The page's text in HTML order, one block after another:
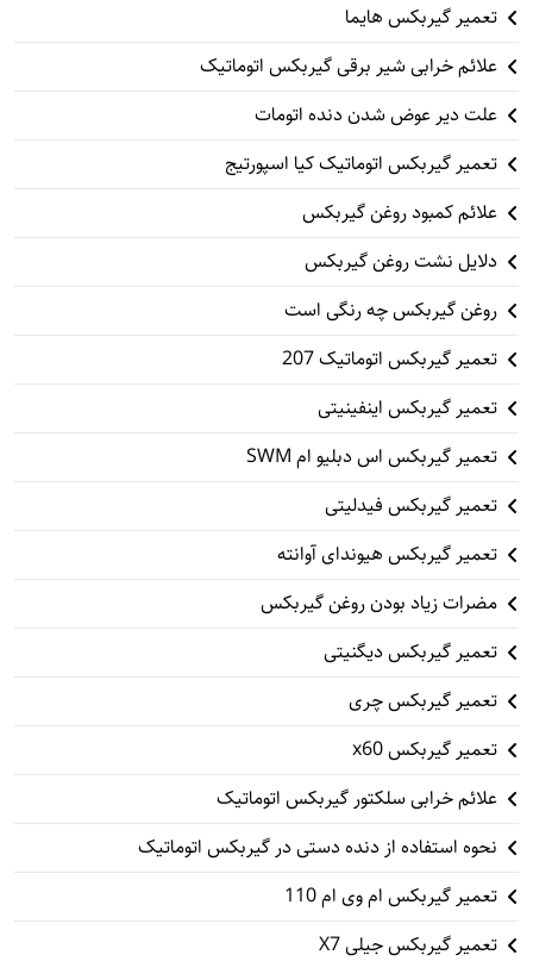
تعمیر گیربکس هایما
علائم خرابی شیر برقی گیربکس اتوماتیک
علت دیر عوض شدن دنده اتومات
تعمیر گیربکس اتوماتیک کیا اسپورتیج
علائم کمبود روغن گیربکس
دلایل نشت روغن گیربکس
روغن گیربکس چه رنگی است
تعمیر گیربکس اتوماتیک 207
تعمیر گیربکس اینفینیتی
تعمیر گیربکس اس دبلیو ام SWM
تعمیر گیربکس فیدلیتی
تعمیر گیربکس هیوندای آوانته
مضرات زیاد بودن روغن گیربکس
تعمیر گیربکس دیگنیتی
تعمیر گیربکس چری
تعمیر گیربکس x60
علائم خرابی سلکتور گیربکس اتوماتیک
نحوه استفاده از دنده دستی در گیربکس اتوماتیک
تعمیر گیربکس ام وی ام 110
تعمیر گیربکس جیلی X7